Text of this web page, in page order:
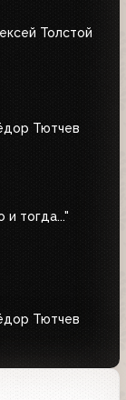
Толстой
Тютчев
и тогда..."
Тютчев